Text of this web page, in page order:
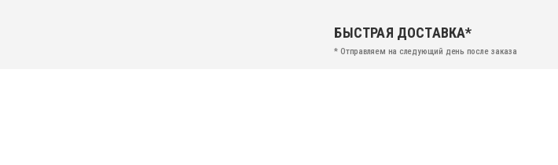
БЫСТРАЯ ДОСТАВКА*
* Отправляем на следующий день после заказа